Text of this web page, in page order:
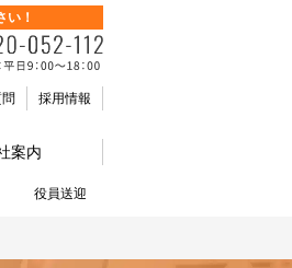
い！
採用情報
案内
役員送迎